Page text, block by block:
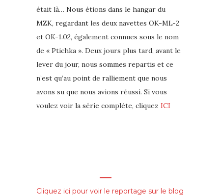
était là… Nous étions dans le hangar du
MZK, regardant les deux navettes OK-ML-2
et OK-1.02, également connues sous le nom
de « Ptichka ». Deux jours plus tard, avant le
lever du jour, nous sommes repartis et ce
n’est qu’au point de ralliement que nous
avons su que nous avions réussi. Si vous
voulez voir la série complète, cliquez ICI
Cliquez ici pour voir le reportage sur le blog